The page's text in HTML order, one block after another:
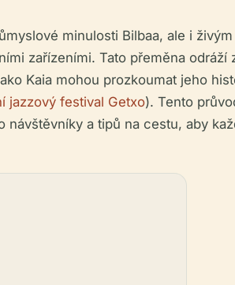
minulosti Bilbaa, ale i
zařízeními. Tato přeměna
Kaia mohou prozkoumat jeho
jazzový festival Getxo). Tento
a tipů na cestu, aby